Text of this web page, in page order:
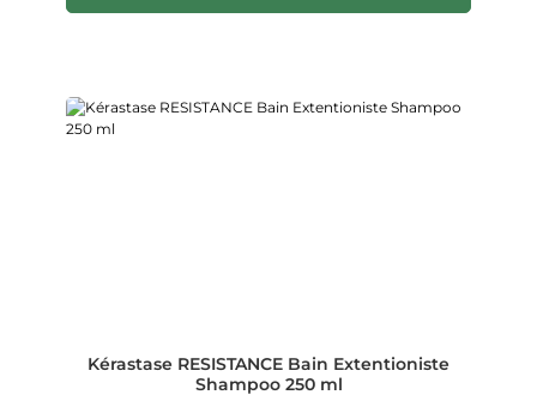
Kérastase RESISTANCE Bain Extentioniste
Shampoo 250 ml